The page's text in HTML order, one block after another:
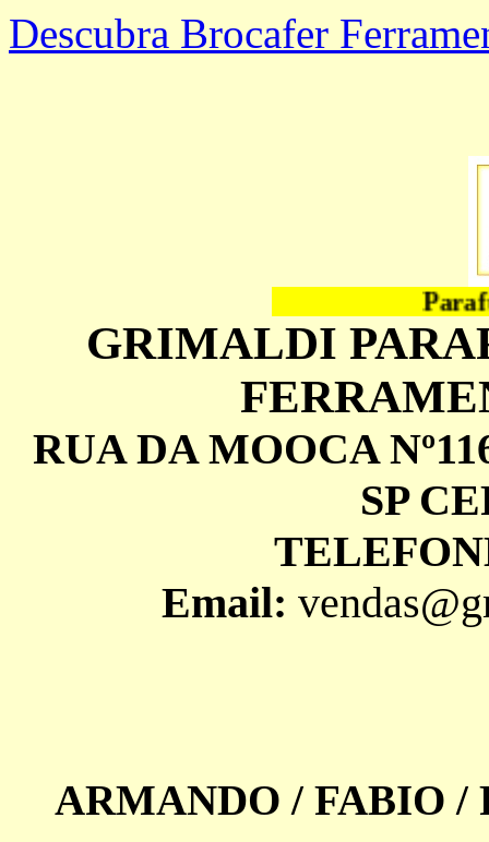
Descubra Brocafer
GRIMALDI
RUA DA MOOCA
SP
Email:
ARMANDO / FABIO /